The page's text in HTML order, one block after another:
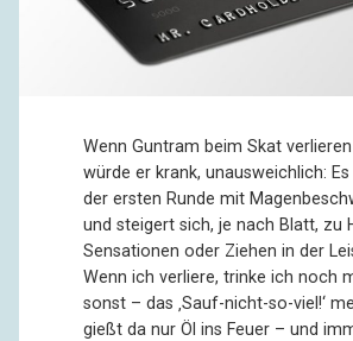
Wenn Guntram beim Skat
würde er krank, unausweichlich:
der ersten Runde mit
und steigert sich, je nach Blatt, zu
Sensationen oder Ziehen in der
Wenn ich verliere, trinke ich noch
sonst – das ‚Sauf-nicht-so-viel!‘
gießt da nur Öl ins Feuer – und